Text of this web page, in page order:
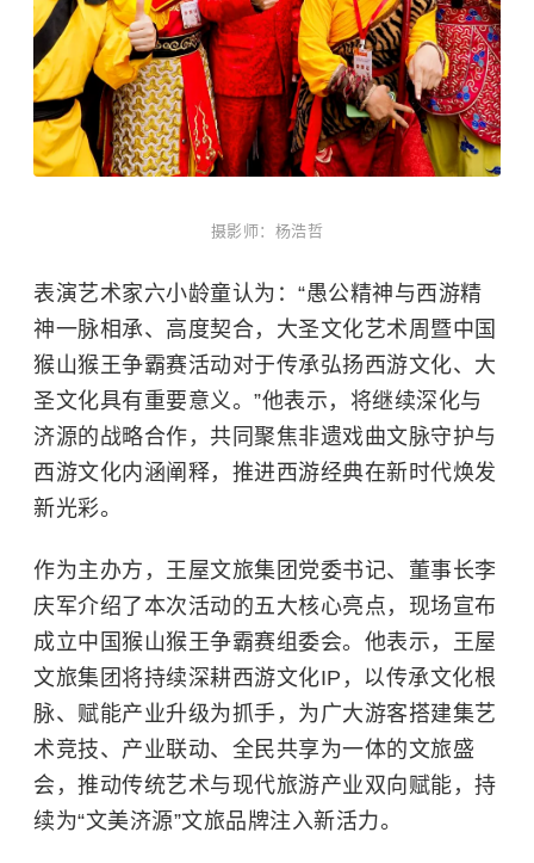
摄影师：杨浩哲
表演艺术家六小龄童认为：“愚公精神与西游精
神一脉相承、高度契合，大圣文化艺术周暨中国
猴山猴王争霸赛活动对于传承弘扬西游文化、大
圣文化具有重要意义。”他表示，将继续深化与
济源的战略合作，共同聚焦非遗戏曲文脉守护与
西游文化内涵阐释，推进西游经典在新时代焕发
新光彩。
作为主办方，王屋文旅集团党委书记、董事长李
庆军介绍了本次活动的五大核心亮点，现场宣布
成立中国猴山猴王争霸赛组委会。他表示，王屋
文旅集团将持续深耕西游文化IP，以传承文化根
脉、赋能产业升级为抓手，为广大游客搭建集艺
术竞技、产业联动、全民共享为一体的文旅盛
会，推动传统艺术与现代旅游产业双向赋能，持
续为“文美济源”文旅品牌注入新活力。